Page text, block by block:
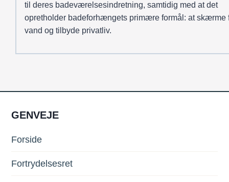
til deres badeværelsesindretning, samtidig med at det
opretholder badeforhængets primære formål: at skærme
vand og tilbyde privatliv.
GENVEJE
Forside
Fortrydelsesret